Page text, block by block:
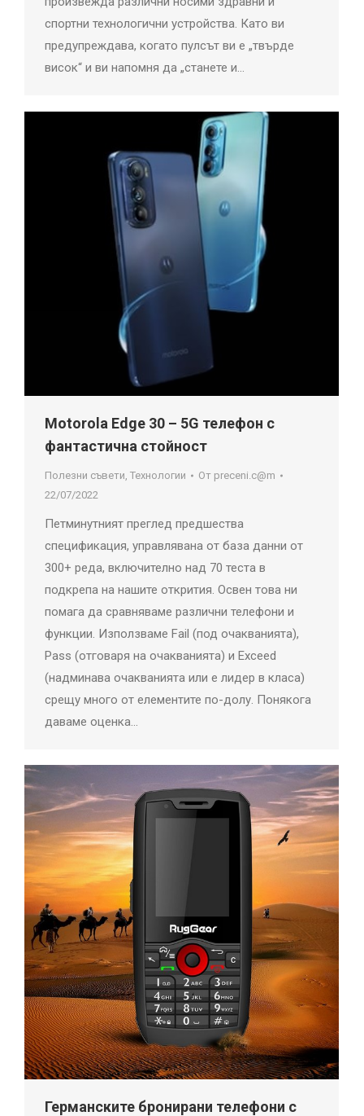
спортни технологични устройства. Като ви
предупреждава, когато пулсът ви е „твърде
висок“ и ви напомня да „станете и…
Motorola Edge 30 – 5G телефон с
фантастична стойност
Полезни съвети Технологии От preceni.c@m
22/07/2022
Петминутният преглед предшества
спецификация, управлявана от база данни от
300+ реда, включително над 70 теста в
подкрепа на нашите открития. Освен това ни
помага да сравняваме различни телефони и
функции. Използваме Fail (под очакванията),
Pass (отговаря на очакванията) и Exceed
(надминава очакванията или е лидер в класа)
срещу много от елементите по-долу. Понякога
даваме оценка…
Германските бронирани телефони с